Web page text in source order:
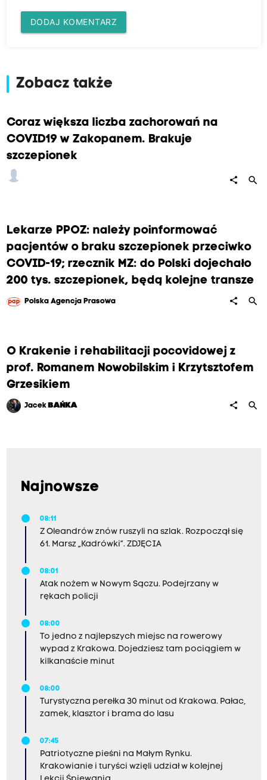
DODAJ KOMENTARZ
Zobacz także
Coraz większa liczba zachorowań na
COVID19 w Zakopanem. Brakuje
szczepionek
share search
Lekarze PPOZ: należy poinformować
pacjentów o braku szczepionek przeciwko
COVID-19; rzecznik MZ: do Polski dojechało
200 tys. szczepionek, będą kolejne transze
Polska Agencja Prasowa share search
O Krakenie i rehabilitacji pocovidowej z
prof. Romanem Nowobilskim i Krzytsztofem
Grzesikiem
Jacek BAŃKA share search
Najnowsze
08:11
Z Oleandrów znów ruszyli na szlak. Rozpoczął się
61. Marsz „Kadrówki”. ZDJĘCIA
08:01
Atak nożem w Nowym Sączu. Podejrzany w
rękach policji
08:00
To jedno z najlepszych miejsc na rowerowy
wypad z Krakowa. Dojedziesz tam pociągiem w
kilkanaście minut
08:00
Turystyczna perełka 30 minut od Krakowa. Pałac,
zamek, klasztor i brama do lasu
07:45
Patriotyczne pieśni na Małym Rynku.
Krakowianie i turyści wzięli udział w kolejnej